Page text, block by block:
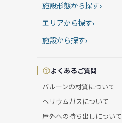
施設形態から探す›
エリアから探す›
施設から探す›
よくあるご質問
バルーンの材質について
ヘリウムガスについて
屋外への持ち出しについて